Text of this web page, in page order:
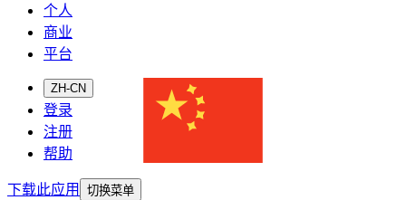
个人
商业
平台
ZH-CN
登录
注册
帮助
下载此应用
切换菜单